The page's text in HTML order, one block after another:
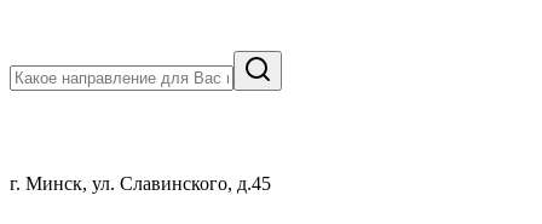
г. Минск, ул. Славинского, д.45